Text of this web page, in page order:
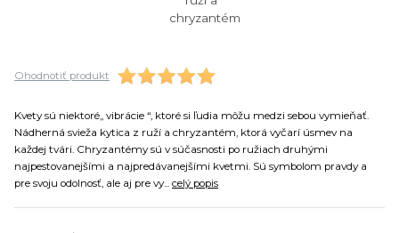
Ohodnotiť produkt
Kvety sú niektoré„ vibrácie “, ktoré si ľudia môžu medzi sebou vymieňať.
Nádherná svieža kytica z ruží a chryzantém, ktorá vyčarí úsmev na
každej tvári. Chryzantémy sú v súčasnosti po ružiach druhými
najpestovanejšími a najpredávanejšími kvetmi. Sú symbolom pravdy a
pre svoju odolnosť, ale aj pre vy... celý popis